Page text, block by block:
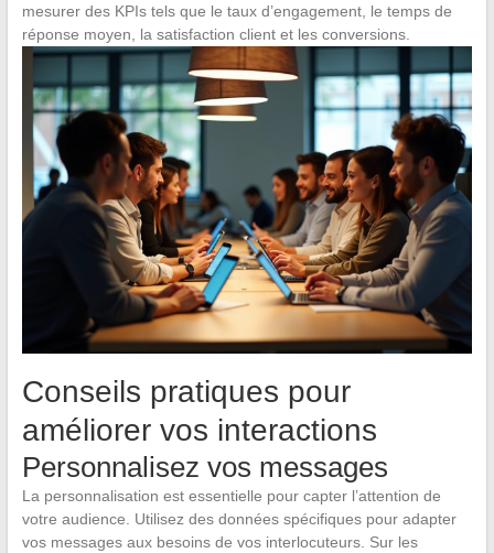
mesurer des KPIs tels que le taux d’engagement, le temps de
réponse moyen, la satisfaction client et les conversions.
Conseils pratiques pour
améliorer vos interactions
Personnalisez vos messages
La personnalisation est essentielle pour capter l’attention de
votre audience. Utilisez des données spécifiques pour adapter
vos messages aux besoins de vos interlocuteurs. Sur les